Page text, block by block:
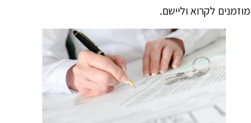
מוזמנים לקרוא וליישם.